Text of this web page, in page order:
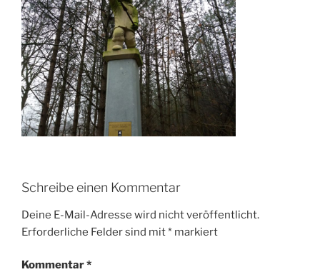
Schreibe einen Kommentar
Deine E-Mail-Adresse wird nicht veröffentlicht.
Erforderliche Felder sind mit* markiert
Kommentar*